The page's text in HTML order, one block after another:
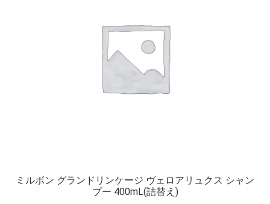
ミルボン グランドリンケージ ヴェロアリュクス シャン
プー 400mL(詰替え)